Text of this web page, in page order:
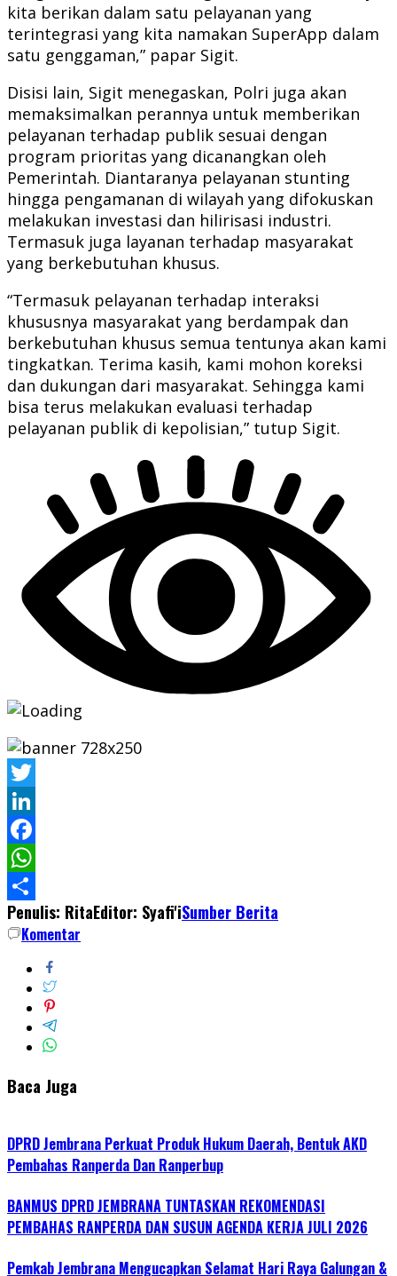
kita berikan dalam satu pelayanan yang
terintegrasi yang kita namakan SuperApp dalam
satu genggaman,” papar Sigit.
Disisi lain, Sigit menegaskan, Polri juga akan
memaksimalkan perannya untuk memberikan
pelayanan terhadap publik sesuai dengan
program prioritas yang dicanangkan oleh
Pemerintah. Diantaranya pelayanan stunting
hingga pengamanan di wilayah yang difokuskan
melakukan investasi dan hilirisasi industri.
Termasuk juga layanan terhadap masyarakat
yang berkebutuhan khusus.
“Termasuk pelayanan terhadap interaksi
khususnya masyarakat yang berdampak dan
berkebutuhan khusus semua tentunya akan kami
tingkatkan. Terima kasih, kami mohon koreksi
dan dukungan dari masyarakat. Sehingga kami
bisa terus melakukan evaluasi terhadap
pelayanan publik di kepolisian,” tutup Sigit.
Twitter
LinkedIn
Facebook
WhatsApp
Share
Penulis: RitaEditor: Syafi'iSumber Berita
Komentar
Baca Juga
DPRD Jembrana Perkuat Produk Hukum Daerah, Bentuk AKD
Pembahas Ranperda Dan Ranperbup
BANMUS DPRD JEMBRANA TUNTASKAN REKOMENDASI
PEMBAHAS RANPERDA DAN SUSUN AGENDA KERJA JULI 2026
Pemkab Jembrana Mengucapkan Selamat Hari Raya Galungan &